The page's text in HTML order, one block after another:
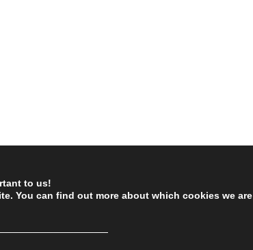
to us!
You can find out more about which cookies we are